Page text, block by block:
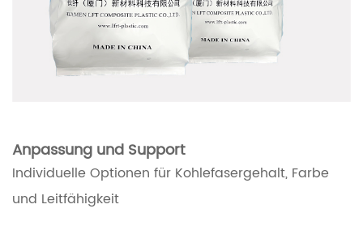
Anpassung und Support
Individuelle Optionen für Kohlefasergehalt, Farbe
und Leitfähigkeit